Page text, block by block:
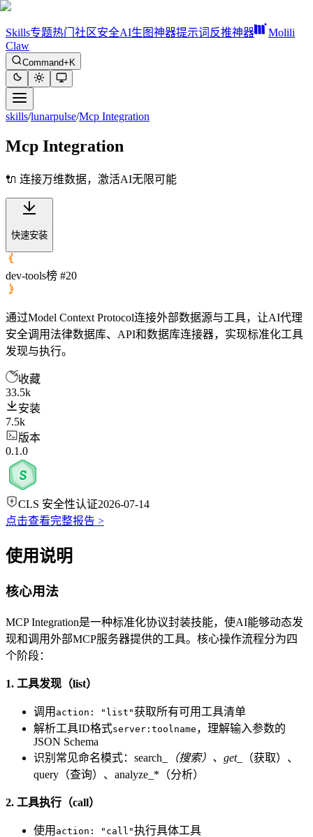
Skills专题热门 社区安全AI生图神器提示词反推神器
Molili
Claw
Command+K
skills/lunarpulse/Mcp Integration
Mcp Integration
🔌 连接万维数据，激活AI无限可能
快速安装
dev-tools榜 #20
通过Model Context Protocol连接外部数据源与工具，让AI代理
安全调用法律数据库、API和数据库连接器，实现标准化工具
发现与执行。
收藏
33.5k
安装
7.5k
版本
0.1.0
CLS 安全性认证2026-07-14
点击查看完整报告 >
使用说明
核心用法
MCP Integration是一种标准化协议封装技能，使AI能够动态发
现和调用外部MCP服务器提供的工具。核心操作流程分为四
个阶段：
1. 工具发现（list）
调用 action: "list"获取所有可用工具清单
解析工具ID格式server:toolname ，理解输入参数的
JSON Schema
识别常见命名模式：search_
（搜索）、get_
（获取）、
query（查询）、analyze_*（分析）
2. 工具执行（call）
使用 action: "call"执行具体工具